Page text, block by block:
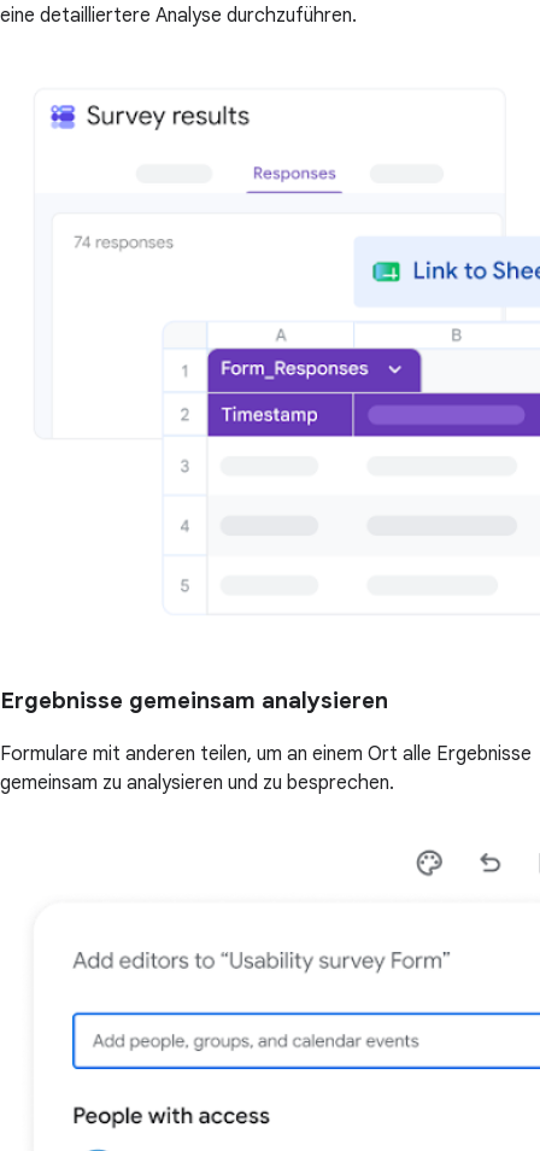
eine detailliertere Analyse durchzuführen.
Ergebnisse gemeinsam analysieren
Formulare mit anderen teilen, um an einem Ort alle Ergebnisse
gemeinsam zu analysieren und zu besprechen.